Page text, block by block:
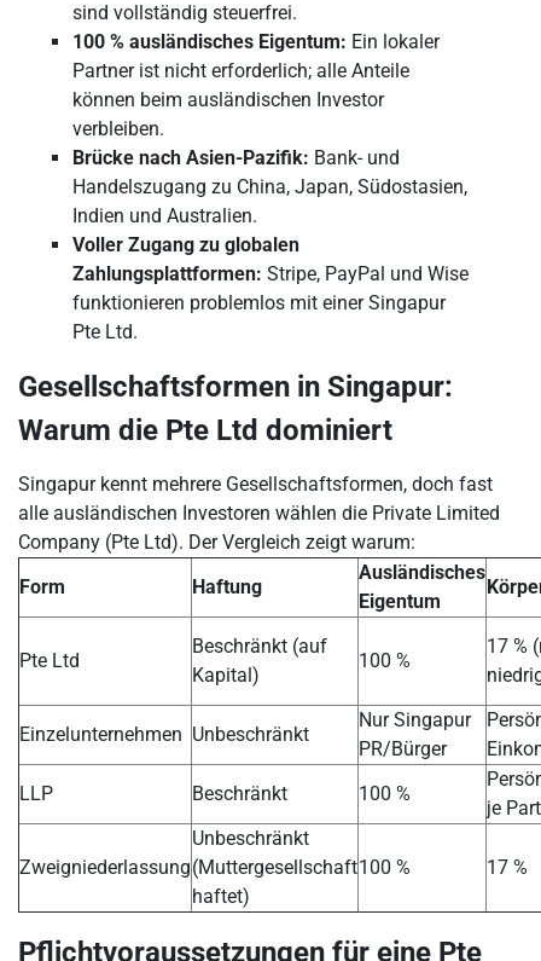
sind vollständig steuerfrei.
100 % ausländisches Eigentum: Ein lokaler
Partner ist nicht erforderlich; alle Anteile
können beim ausländischen Investor
verbleiben.
Brücke nach Asien-Pazifik: Bank- und
Handelszugang zu China, Japan, Südostasien,
Indien und Australien.
Voller Zugang zu globalen
Zahlungsplattformen: Stripe, PayPal und Wise
funktionieren problemlos mit einer Singapur
Pte Ltd.
Gesellschaftsformen in Singapur:
Warum die Pte Ltd dominiert
Singapur kennt mehrere Gesellschaftsformen, doch fast
alle ausländischen Investoren wählen die Private Limited
Company (Pte Ltd). Der Vergleich zeigt warum:
Form
Haftung
Ausländisches
Eigentum
Pte Ltd
Beschränkt (auf
Kapital)
100 %
17 %
Einzelunternehmen Unbeschränkt
Nur Singapur
PR/Bürger
LLP
Beschränkt 100 %
je
Zweigniederlassung
Unbeschränkt
(Muttergesellschaft
haftet)
100 % 17 %
Pflichtvoraussetzungen für eine Pte